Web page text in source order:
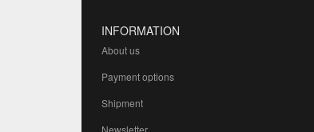
INFORMATION
About us
Payment options
Shipment